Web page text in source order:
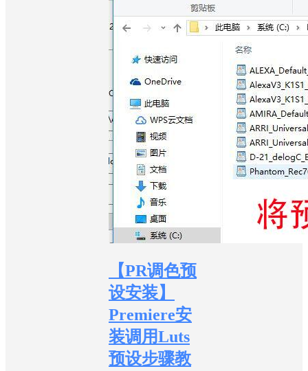
【PR调色预
设安装】
Premiere安
装调用Luts
预设步骤教